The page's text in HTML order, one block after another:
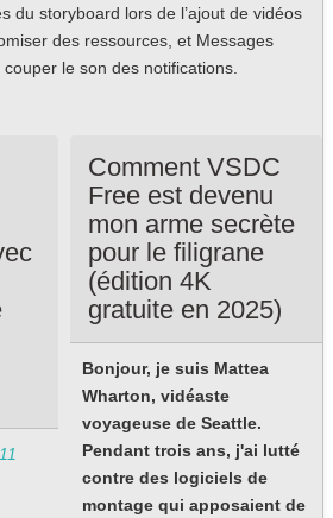
du storyboard lors de l’ajout de vidéos
des ressources, et Messages
le son des notifications.
11
Comment VSDC
Free est devenu
mon arme secrète
pour le filigrane
(édition 4K
gratuite en 2025)
Bonjour, je suis Mattea
Wharton, vidéaste
voyageuse de Seattle.
Pendant trois ans, j'ai lutté
contre des logiciels de
montage qui apposaient de